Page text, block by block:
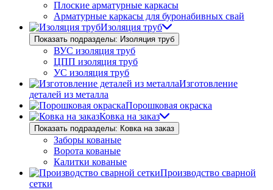
Плоские арматурные каркасы
Арматурные каркасы для буронабивных свай
Изоляция труб
Показать подразделы: Изоляция труб
ВУС изоляция труб
ЦПП изоляция труб
УС изоляция труб
Изготовление
деталей из металла
Порошковая окраска
Ковка на заказ
Показать подразделы: Ковка на заказ
Заборы кованые
Ворота кованые
Калитки кованые
Производство сварной
сетки